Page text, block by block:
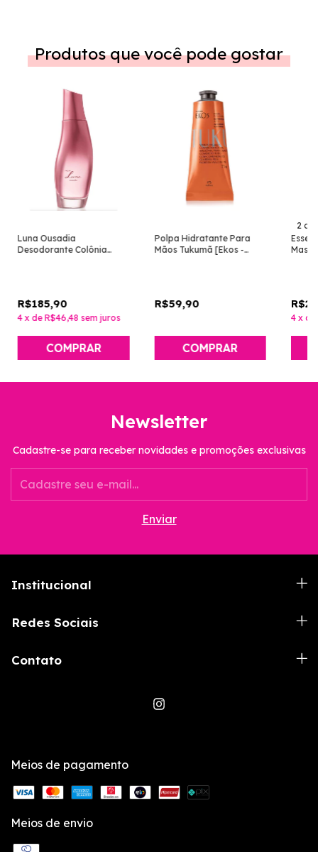
Produtos que você pode gostar
Luna Ousadia
Desodorante Colônia
R$185,90
4 x de R$46,48 sem juros
Polpa Hidratante Para
Mãos Tukumã [Ekos -
R$59,90
2
4 x de
Newsletter
Cadastre-se para receber novidades e promoções exclusivas
Institucional
Redes Sociais
Contato
Meios de pagamento
Meios de envio